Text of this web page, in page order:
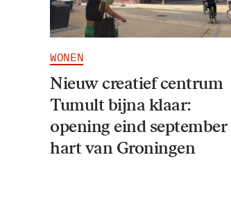
WONEN
Nieuw creatief centrum
Tumult bijna klaar:
opening eind
hart van Groningen